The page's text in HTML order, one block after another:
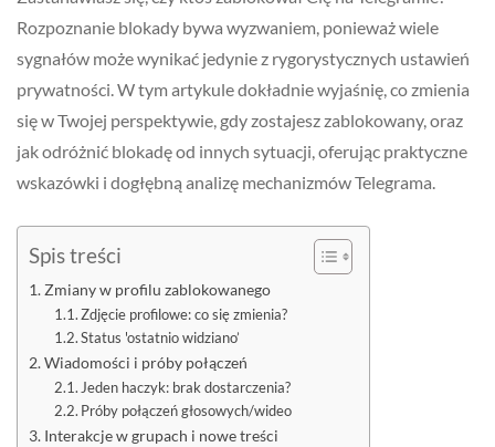
Rozpoznanie blokady bywa wyzwaniem, ponieważ wiele
sygnałów może wynikać jedynie z rygorystycznych ustawień
prywatności. W tym artykule dokładnie wyjaśnię, co zmienia
się w Twojej perspektywie, gdy zostajesz zablokowany, oraz
jak odróżnić blokadę od innych sytuacji, oferując praktyczne
wskazówki i dogłębną analizę mechanizmów Telegrama.
Spis treści
Zmiany w profilu zablokowanego
Zdjęcie profilowe: co się zmienia?
Status 'ostatnio widziano’
Wiadomości i próby połączeń
Jeden haczyk: brak dostarczenia?
Próby połączeń głosowych/wideo
Interakcje w grupach i nowe treści